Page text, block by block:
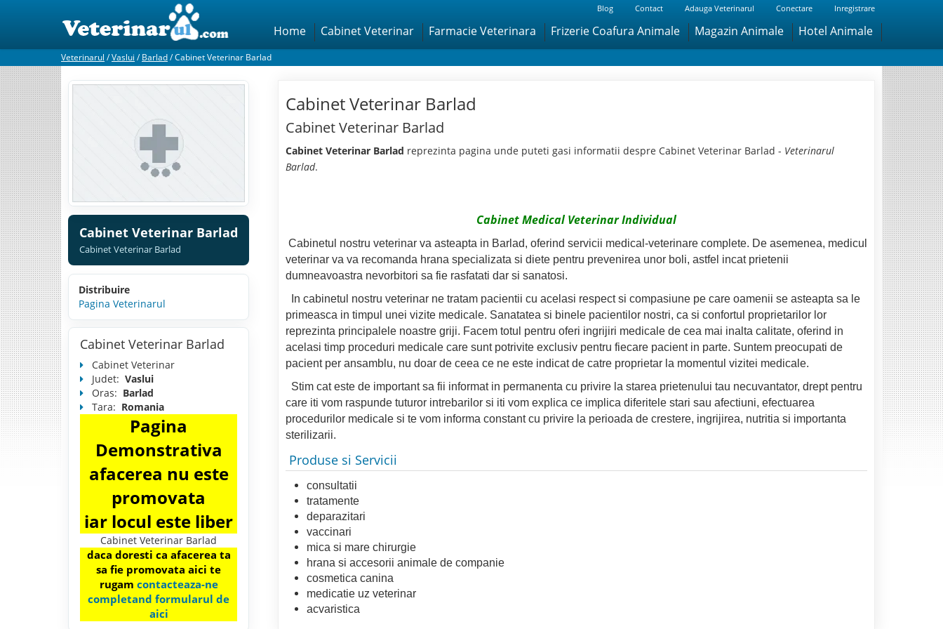
Blog Contact Adauga Veterinarul Conectare Inregistrare
Home Cabinet Veterinar Farmacie Veterinara Frizerie Coafura Animale Magazin Animale Hotel Animale
Veterinarul /Vaslui /Barlad/Cabinet Veterinar Barlad
Cabinet Veterinar Barlad
Cabinet Veterinar Barlad
Distribuire
Pagina Veterinarul
Cabinet Veterinar Barlad
Cabinet Veterinar
Judet: Vaslui
Oras: Barlad
Tara: Romania
Pagina
Demonstrativa
afacerea nu este
promovata
iar locul este liber
Cabinet Veterinar Barlad
daca doresti ca afacerea ta
sa fie promovata aici te
rugam contacteaza-ne
completand formularul de
aici
Cabinet Veterinar Barlad
Cabinet Veterinar Barlad
Cabinet Veterinar Barlad reprezinta pagina unde puteti gasi informatii despre Cabinet Veterinar Barlad - Veterinarul
Barlad.
Cabinet Medical Veterinar Individual
Cabinetul nostru veterinar va asteapta in Barlad, oferind servicii medical-veterinare complete. De asemenea, medicul
veterinar va va recomanda hrana specializata si diete pentru prevenirea unor boli, astfel incat prietenii
dumneavoastra nevorbitori sa fie rasfatati dar si sanatosi.
In cabinetul nostru veterinar ne tratam pacientii cu acelasi respect si compasiune pe care oamenii se asteapta sa le
primeasca in timpul unei vizite medicale. Sanatatea si binele pacientilor nostri, ca si confortul proprietarilor lor
reprezinta principalele noastre griji. Facem totul pentru oferi ingrijiri medicale de cea mai inalta calitate, oferind in
acelasi timp proceduri medicale care sunt potrivite exclusiv pentru fiecare pacient in parte. Suntem preocupati de
pacient per ansamblu, nu doar de ceea ce ne este indicat de catre proprietar la momentul vizitei medicale.
Stim cat este de important sa fii informat in permanenta cu privire la starea prietenului tau necuvantator, drept pentru
care iti vom raspunde tuturor intrebarilor si iti vom explica ce implica diferitele stari sau afectiuni, efectuarea
procedurilor medicale si te vom informa constant cu privire la perioada de crestere, ingrijirea, nutritia si importanta
sterilizarii.
Produse si Servicii
consultatii
tratamente
deparazitari
vaccinari
mica si mare chirurgie
hrana si accesorii animale de companie
cosmetica canina
medicatie uz veterinar
acvaristica